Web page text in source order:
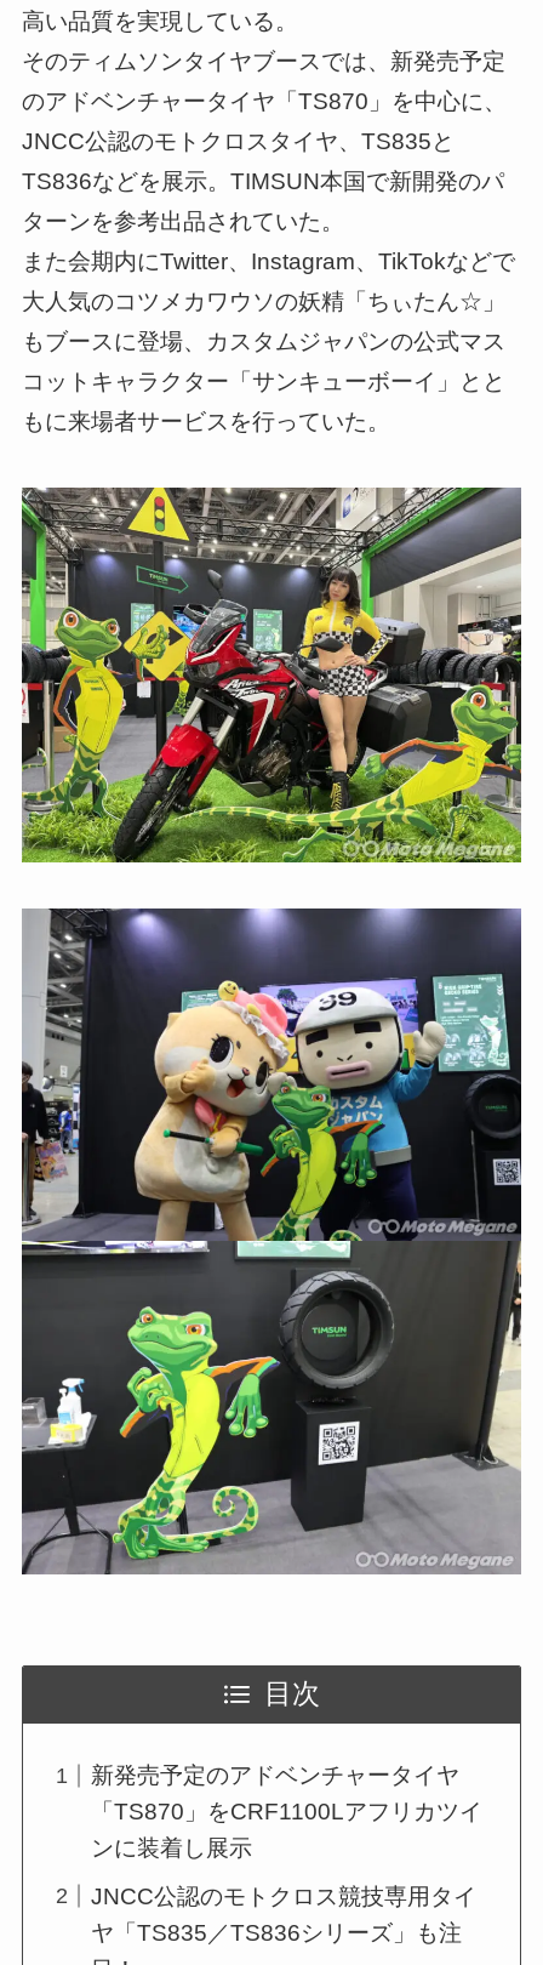
高い品質を実現している。
そのティムソンタイヤブースでは、新発売予定
のアドベンチャータイヤ「TS870」を中心に、
JNCC公認のモトクロスタイヤ、TS835と
TS836などを展示。TIMSUN本国で新開発のパ
ターンを参考出品されていた。
また会期内にTwitter、Instagram、TikTokなどで
大人気のコツメカワウソの妖精「ちぃたん☆」
もブースに登場、カスタムジャパンの公式マス
コットキャラクター「サンキューボーイ」とと
もに来場者サービスを行っていた。
目次
新発売予定のアドベンチャータイヤ
「TS870」をCRF1100Lアフリカツイ
ンに装着し展示
JNCC公認のモトクロス競技専用タイ
ヤ「TS835／TS836シリーズ」も注